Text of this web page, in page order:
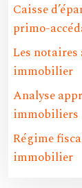
Caisse
primo-
Les notaires
immobilier
Analyse
immobiliers
Régime
immobilier